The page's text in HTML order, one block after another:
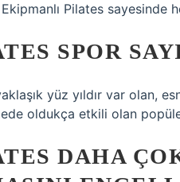
Ekipmanlı Pilates
SPOR
yüz yıldır var olan,
oldukça etkili olan
DAHA